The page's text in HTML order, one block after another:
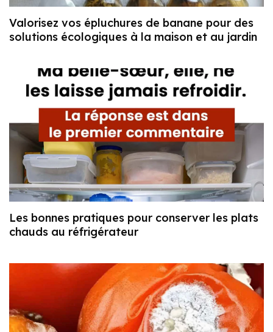
Valorisez vos épluchures de banane pour des
solutions écologiques à la maison et au jardin
Les bonnes pratiques pour conserver les plats
chauds au réfrigérateur